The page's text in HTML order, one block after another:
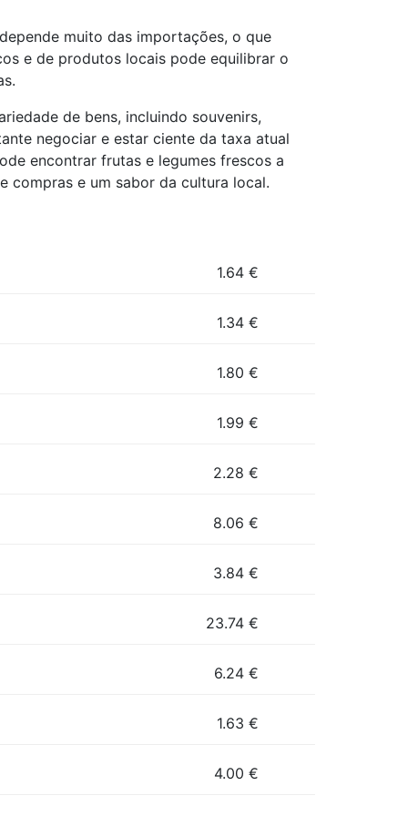
muito das importações, o que
e de produtos locais pode equilibrar o
de bens, incluindo souvenirs,
negociar e estar ciente da taxa atual
encontrar frutas e legumes frescos a
compras e um sabor da cultura local.
1.64 €
1.34 €
1.80 €
1.99 €
2.28 €
8.06 €
3.84 €
23.74 €
6.24 €
1.63 €
4.00 €